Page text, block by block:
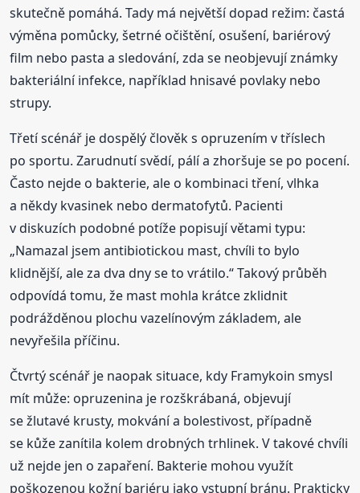
skutečně pomáhá. Tady má největší dopad režim: častá
výměna pomůcky, šetrné očištění, osušení, bariérový
film nebo pasta a sledování, zda se neobjevují známky
bakteriální infekce, například hnisavé povlaky nebo
strupy.
Třetí scénář je dospělý člověk s opruzením v tříslech
po sportu. Zarudnutí svědí, pálí a zhoršuje se po pocení.
Často nejde o bakterie, ale o kombinaci tření, vlhka
a někdy kvasinek nebo dermatofytů. Pacienti
v diskuzích podobné potíže popisují větami typu:
„Namazal jsem antibiotickou mast, chvíli to bylo
klidnější, ale za dva dny se to vrátilo.“ Takový průběh
odpovídá tomu, že mast mohla krátce zklidnit
podrážděnou plochu vazelínovým základem, ale
nevyřešila příčinu.
Čtvrtý scénář je naopak situace, kdy Framykoin smysl
mít může: opruzenina je rozškrábaná, objevují
se žlutavé krusty, mokvání a bolestivost, případně
se kůže zanítila kolem drobných trhlinek. V takové chvíli
už nejde jen o zapaření. Bakterie mohou využít
poškozenou kožní bariéru jako vstupní bránu. Prakticky